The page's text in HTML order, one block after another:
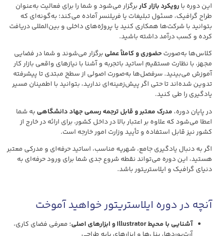
این دوره بارویکرد بازار کاربرگزار می‌شود و شما را برای فعالیت به‌عنوان
طراح گرافیک، مسئول تبلیغات یا فریلنسر آماده می‌کند؛ به‌گونه‌ای که
بتوانید با شرکت‌ها همکاری کنید یا پروژه‌های داخلی و بین‌المللی دریافت
کرده و کسب درآمد داشته باشید.
کلاس‌ها به‌صورتحضوری و کاملاً عملی برگزار می‌شوند و شما در فضایی
مجهز، با نظارت مستقیم اساتید باتجربه و آشنا با نیازهای واقعی بازار کار
آموزش می‌بینید. سرفصل‌ها به‌صورت اصولی از سطح مبتدی تا پیشرفته
تدوین شده‌اند تا حتی اگر پیش‌زمینه‌ای ندارید، بتوانید با اطمینان مسیر
یادگیری را طی کنید.
در پایان دوره، مدرک معتبر و قابل ترجمه رسمی جهاد دانشگاهی به شما
اعطا می‌شود که علاوه بر اعتبار بالا در داخل کشور، برای ارائه در خارج از
کشور نیز قابل استفاده و تأیید وزارت امور خارجه است.
اگر به دنبال یادگیری جامع، شهریه مناسب، اساتید حرفه‌ای و مدرکی معتبر
هستید، این دوره می‌تواند نقطه شروع جدی شما برای ورود حرفه‌ای به
دنیای گرافیک و ایلاستریتور باشد.
آنچه در دوره ایلاستریتور خواهید آموخت
آشنایی با محیط Illustrator و ابزارهای اصلی
؛ معرفی فضای کاری،